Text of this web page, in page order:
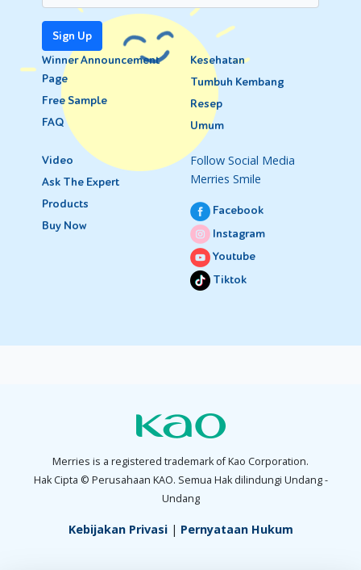
Sign Up
Winner Announcement
Page
Free Sample
FAQ
Kesehatan
Tumbuh Kembang
Resep
Umum
Video
Ask The Expert
Products
Buy Now
Follow Social Media
Merries Smile
Facebook
Instagram
Youtube
Tiktok
Merries is a registered trademark of Kao Corporation.
Hak Cipta © Perusahaan KAO. Semua Hak dilindungi Undang -
Undang
Kebijakan Privasi| Pernyataan Hukum